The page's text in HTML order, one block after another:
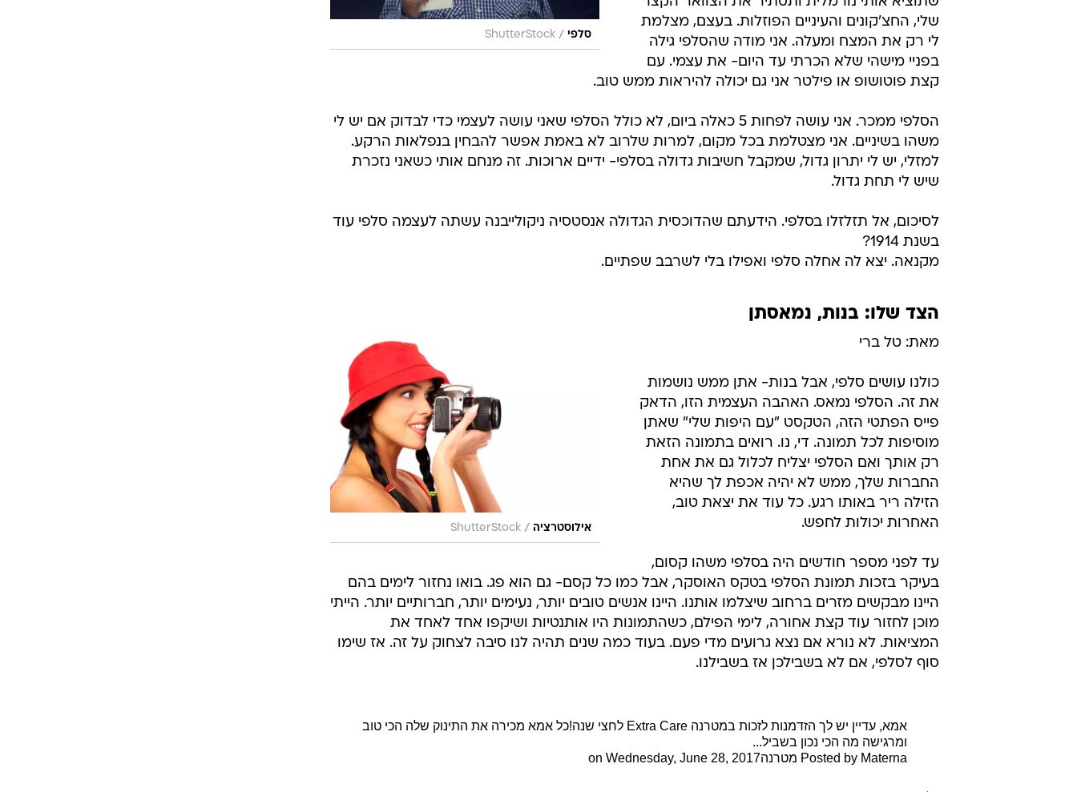
סלפי /
ShutterStock
שלי, החצ'קונים והעיניים הפוזלות. בעצם, מצלמת
לי רק את המצח ומעלה. אני מודה שהסלפי גילה
בפניי מישהי שלא הכרתי עד היום- את עצמי. עם
קצת פוטושופ או פילטר אני גם יכולה להיראות ממש טוב.
הסלפי ממכר. אני עושה לפחות 5 כאלה ביום, לא כולל הסלפי שאני עושה לעצמי כדי לבדוק אם יש לי
משהו בשיניים. אני מצטלמת בכל מקום, למרות שלרוב לא באמת אפשר להבחין בנפלאות הרקע.
למזלי, יש לי יתרון גדול, שמקבל חשיבות גדולה בסלפי- ידיים ארוכות. זה מנחם אותי כשאני נזכרת
שיש לי תחת גדול.
לסיכום, אל תזלזלו בסלפי. הידעתם שהדוכסית הגדולה אנסטסיה ניקולייבנה עשתה לעצמה סלפי עוד
בשנת 1914?
מקנאה. יצא לה אחלה סלפי ואפילו בלי לשרבב שפתיים.
הצד שלו: בנות, נמאסתן
אילוסטרציה /
ShutterStock
מאת: טל ברי
כולנו עושים סלפי, אבל בנות- אתן ממש נושמות
את זה. הסלפי נמאס. האהבה העצמית הזו, הדאק
פייס הפתטי הזה, הטקסט "עם היפות שלי" שאתן
מוסיפות לכל תמונה. די, נו. רואים בתמונה הזאת
רק אותך ואם הסלפי יצליח לכלול גם את אחת
החברות שלך, ממש לא יהיה אכפת לך שהיא
הזילה ריר באותו רגע. כל עוד את יצאת טוב,
האחרות יכולות לחפש.
עד לפני מספר חודשים היה בסלפי משהו קסום,
בעיקר בזכות תמונת הסלפי בטקס האוסקר, אבל כמו כל קסם- גם הוא פג. בואו נחזור לימים בהם
היינו מבקשים מזרים ברחוב שיצלמו אותנו. היינו אנשים טובים יותר, נעימים יותר, חברותיים יותר. הייתי
מוכן לחזור עוד קצת אחורה, לימי הפילם, כשהתמונות היו אותנטיות ושיקפו אחד לאחד את
המציאות. לא נורא אם נצא גרועים מדי פעם. בעוד כמה שנים תהיה לנו סיבה לצחוק על זה. אז שימו
סוף לסלפי, אם לא בשבילכן אז בשבילנו.
אמא, עדיין יש לך הזדמנות לזכות במטרנה Extra Care לחצי שנה!כל אמא מכירה את התינוק שלה הכי טוב
ומרגישה מה הכי נכון בשביל...
Posted by ‎ Materna מטרנה ‎ on Wednesday, June 28, 2017